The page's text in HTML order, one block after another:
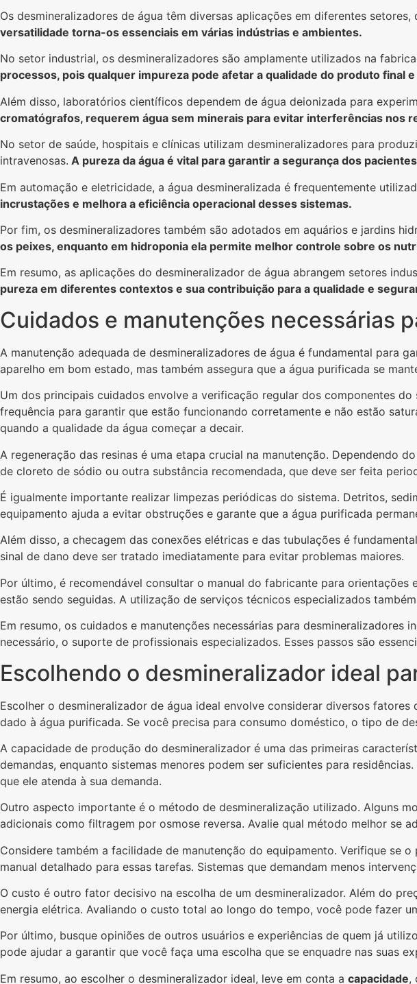
Os desmineralizadores de água têm diversas aplicações em diferentes
versatilidade torna-os essenciais em várias indústrias e ambientes.
No setor industrial, os desmineralizadores são amplamente utilizados na
processos, pois qualquer impureza pode afetar a qualidade do produto final
Além disso, laboratórios científicos dependem de água deionizada para
cromatógrafos, requerem água sem minerais para evitar interferências nos
No setor de saúde, hospitais e clínicas utilizam desmineralizadores para
intravenosas. A pureza da água é vital para garantir a segurança dos
Em automação e eletricidade, a água desmineralizada é frequentemente
incrustações e melhora a eficiência operacional desses sistemas.
Por fim, os desmineralizadores também são adotados em aquários e jardins
os peixes, enquanto em hidroponia ela permite melhor controle sobre os
Em resumo, as aplicações do desmineralizador de água abrangem setores
pureza em diferentes contextos e sua contribuição para a qualidade e
Cuidados e manutenções necessárias
A manutenção adequada de desmineralizadores de água é fundamental para
aparelho em bom estado, mas também assegura que a água purificada se
Um dos principais cuidados envolve a verificação regular dos componentes
frequência para garantir que estão funcionando corretamente e não estão
quando a qualidade da água começar a decair.
A regeneração das resinas é uma etapa crucial na manutenção. Dependendo
de cloreto de sódio ou outra substância recomendada, que deve ser feita
É igualmente importante realizar limpezas periódicas do sistema. Detritos,
equipamento ajuda a evitar obstruções e garante que a água purificada
Além disso, a checagem das conexões elétricas e das tubulações é
sinal de dano deve ser tratado imediatamente para evitar problemas maiores.
Por último, é recomendável consultar o manual do fabricante para
estão sendo seguidas. A utilização de serviços técnicos especializados
Em resumo, os cuidados e manutenções necessárias para
necessário, o suporte de profissionais especializados. Esses passos são
Escolhendo o desmineralizador ideal
Escolher o desmineralizador de água ideal envolve considerar diversos
dado à água purificada. Se você precisa para consumo doméstico, o tipo de
A capacidade de produção do desmineralizador é uma das primeiras
demandas, enquanto sistemas menores podem ser suficientes para
que ele atenda à sua demanda.
Outro aspecto importante é o método de desmineralização utilizado. Alguns
adicionais como filtragem por osmose reversa. Avalie qual método melhor se
Considere também a facilidade de manutenção do equipamento. Verifique se
manual detalhado para essas tarefas. Sistemas que demandam menos
O custo é outro fator decisivo na escolha de um desmineralizador. Além do
energia elétrica. Avaliando o custo total ao longo do tempo, você pode fazer
Por último, busque opiniões de outros usuários e experiências de quem já
pode ajudar a garantir que você faça uma escolha que se enquadre nas suas
Em resumo, ao escolher o desmineralizador ideal, leve em conta a capacidade,